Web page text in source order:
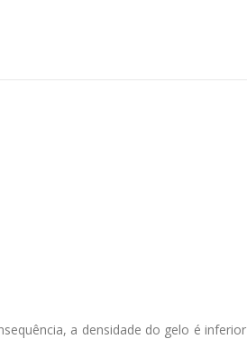
a densidade do gelo é inferior